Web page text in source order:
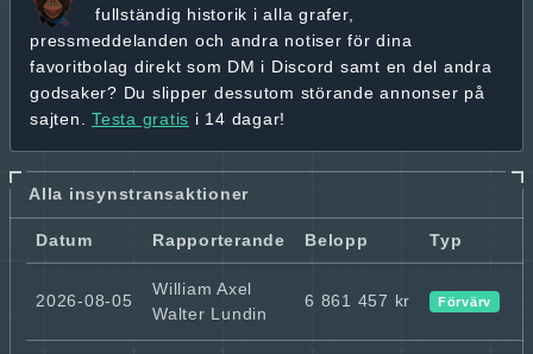
fullständig historik i alla grafer,
pressmeddelanden och andra notiser för dina
favoritbolag direkt som DM i Discord samt en del andra
godsaker? Du slipper dessutom störande annonser på
sajten. Testa gratis i 14 dagar!
Alla insynstransaktioner
Datum Rapporterande Belopp Typ
2026-08-05
William Axel
Walter Lundin
6 861 457 kr Förvärv